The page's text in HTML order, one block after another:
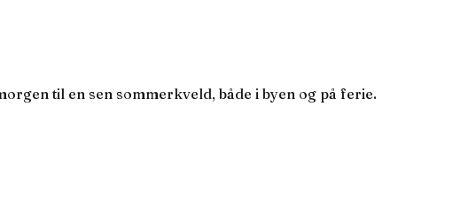
til en sen sommerkveld, både i byen og på ferie.